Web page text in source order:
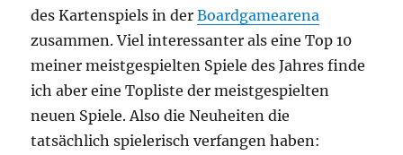
des Kartenspiels in derBoardgamearena
zusammen. Viel interessanter als eine Top 10
meiner meistgespielten Spiele des Jahres finde
ich aber eine Topliste der meistgespielten
neuen Spiele. Also die Neuheiten die
tatsächlich spielerisch verfangen haben: